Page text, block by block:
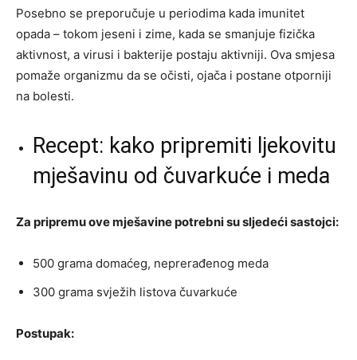
Posebno se preporučuje u periodima kada imunitet
opada – tokom jeseni i zime, kada se smanjuje fizička
aktivnost, a virusi i bakterije postaju aktivniji. Ova smjesa
pomaže organizmu da se očisti, ojača i postane otporniji
na bolesti.
Recept: kako pripremiti ljekovitu
mješavinu od čuvarkuće i meda
Za pripremu ove mješavine potrebni su sljedeći sastojci:
500 grama domaćeg, neprerađenog meda
300 grama svježih listova čuvarkuće
Postupak: